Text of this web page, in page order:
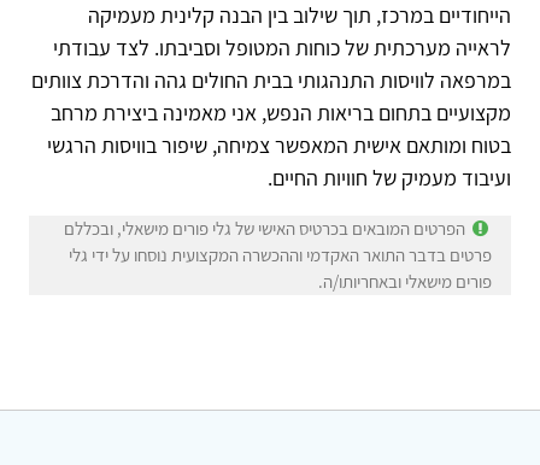
הייחודיים במרכז, תוך שילוב בין הבנה קלינית מעמיקה
לראייה מערכתית של כוחות המטופל וסביבתו. לצד עבודתי
במרפאה לוויסות התנהגותי בבית החולים גהה והדרכת צוותים
מקצועיים בתחום בריאות הנפש, אני מאמינה ביצירת מרחב
בטוח ומותאם אישית המאפשר צמיחה, שיפור בוויסות הרגשי
ועיבוד מעמיק של חוויות החיים.
הפרטים המובאים בכרטיס האישי של גלי פורים מישאלי, ובכללם
פרטים בדבר התואר האקדמי וההכשרה המקצועית נוסחו על ידי גלי
פורים מישאלי ובאחריותו/ה.